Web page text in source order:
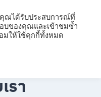
รา
คุณได้รับประสบการณ์ที่
บของคุณและเข้าชมซ้ำ
มให้ใช้คุกกี้ทั้งหมด